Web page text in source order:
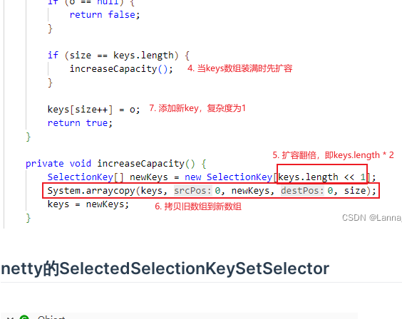
netty的SelectedSelectionKeySetSelector